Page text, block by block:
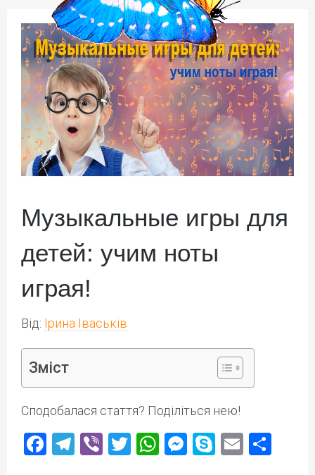
Музыкальные игры для
детей: учим ноты
играя!
Від: Ірина Іваськів
Зміст
Сподобалася стаття? Поділіться нею!
Facebook
Telegram
ViberTwitter
WhatsApp
Messenger
Skype
Email